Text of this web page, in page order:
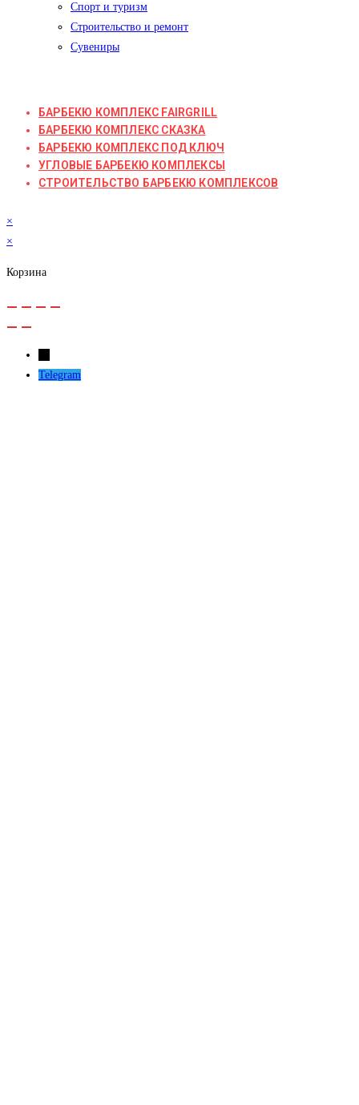
Спорт и туризм
Строительство и ремонт
Сувениры
БАРБЕКЮ КОМПЛЕКС FAIRGRILL
БАРБЕКЮ КОМПЛЕКС СКАЗКА
БАРБЕКЮ КОМПЛЕКС ПОД КЛЮЧ
УГЛОВЫЕ БАРБЕКЮ КОМПЛЕКСЫ
СТРОИТЕЛЬСТВО БАРБЕКЮ КОМПЛЕКСОВ
×
×
Корзина
Telegram